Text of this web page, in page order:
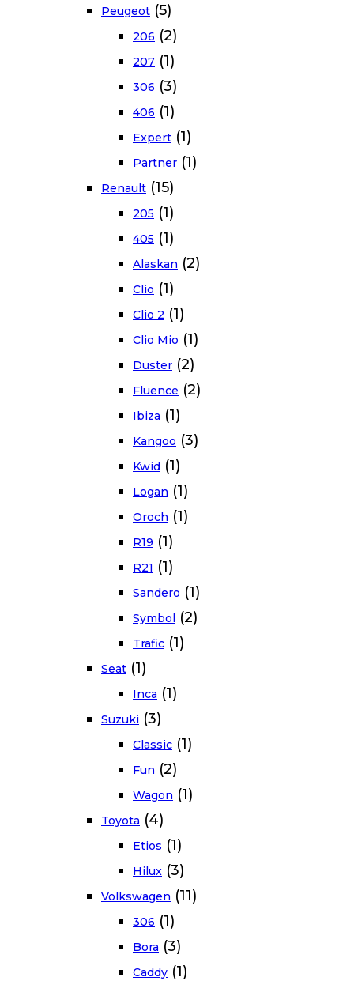
Peugeot (5)
206 (2)
207 (1)
306 (3)
406 (1)
Expert (1)
Partner (1)
Renault (15)
205 (1)
405 (1)
Alaskan (2)
Clio (1)
Clio 2 (1)
Clio Mio (1)
Duster (2)
Fluence (2)
Ibiza (1)
Kangoo (3)
Kwid (1)
Logan (1)
Oroch (1)
R19 (1)
R21 (1)
Sandero (1)
Symbol (2)
Trafic (1)
Seat (1)
Inca (1)
Suzuki (3)
Classic (1)
Fun (2)
Wagon (1)
Toyota (4)
Etios (1)
Hilux (3)
Volkswagen (11)
306 (1)
Bora (3)
Caddy (1)